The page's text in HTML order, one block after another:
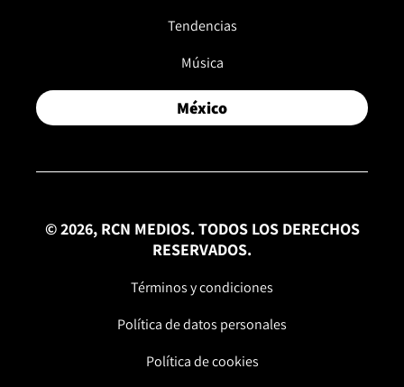
Tendencias
Música
México
© 2026, RCN MEDIOS. TODOS LOS DERECHOS
RESERVADOS.
Términos y condiciones
Política de datos personales
Política de cookies